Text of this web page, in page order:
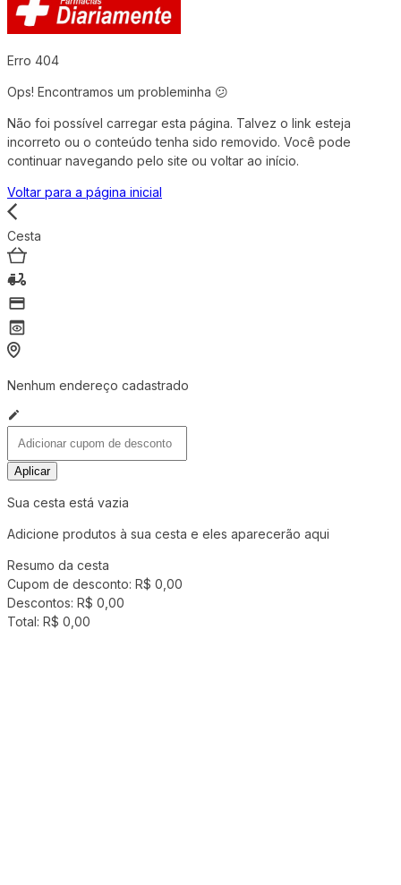
Erro 404
Ops! Encontramos um probleminha 😕
Não foi possível carregar esta página. Talvez o link esteja
incorreto ou o conteúdo tenha sido removido. Você pode
continuar navegando pelo site ou voltar ao início.
Voltar para a página inicial
Cesta
Nenhum endereço cadastrado
Aplicar
Sua cesta está vazia
Adicione produtos à sua cesta e eles aparecerão aqui
Resumo da cesta
Cupom de desconto: R$ 0,00
Descontos: R$ 0,00
Total: R$ 0,00